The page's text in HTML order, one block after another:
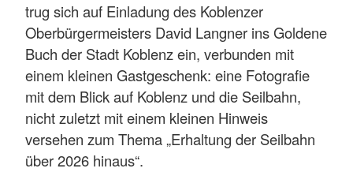
trug sich auf Einladung des Koblenzer
Oberbürgermeisters David Langner ins Goldene
Buch der Stadt Koblenz ein, verbunden mit
einem kleinen Gastgeschenk: eine Fotografie
mit dem Blick auf Koblenz und die Seilbahn,
nicht zuletzt mit einem kleinen Hinweis
versehen zum Thema „Erhaltung der Seilbahn
über 2026 hinaus“.